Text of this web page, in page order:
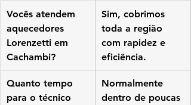
Vocês atendem
aquecedores
Lorenzetti em
Cachambi?
Sim, cobrimos
toda a região
com rapidez e
eficiência.
Quanto tempo
para o técnico
Normalmente
dentro de poucas